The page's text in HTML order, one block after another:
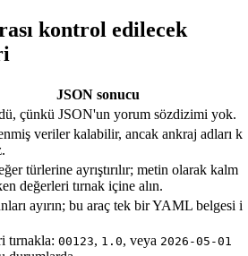
kontrol edilecek
JSON sonucu
çünkü JSON'un yorum sözdizimi yok.
veriler kalabilir, ancak ankraj adları k
türlerine ayrıştırılır; metin olarak kalm
değerleri tırnak içine alın.
ayırın; bu araç tek bir YAML belgesi i
tırnakla: 00123, 1.0, veya 2026-05-01